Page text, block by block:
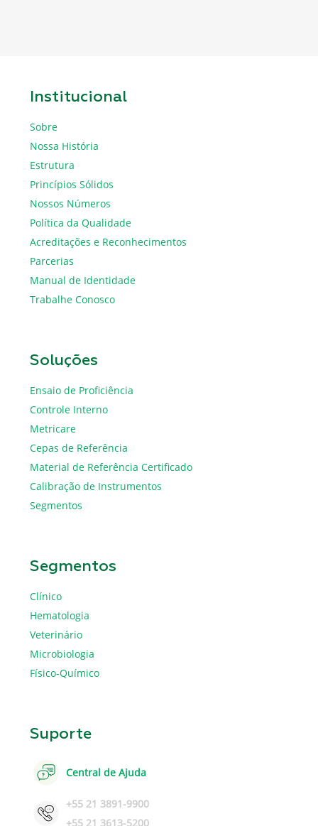
Institucional
Sobre
Nossa História
Estrutura
Princípios Sólidos
Nossos Números
Política da Qualidade
Acreditações e Reconhecimentos
Parcerias
Manual de Identidade
Trabalhe Conosco
Soluções
Ensaio de Proficiência
Controle Interno
Metricare
Cepas de Referência
Material de Referência Certificado
Calibração de Instrumentos
Segmentos
Segmentos
Clínico
Hematologia
Veterinário
Microbiologia
Físico-Químico
Suporte
Central de Ajuda
+55 21 3891-9900
+55 21 3613-5200